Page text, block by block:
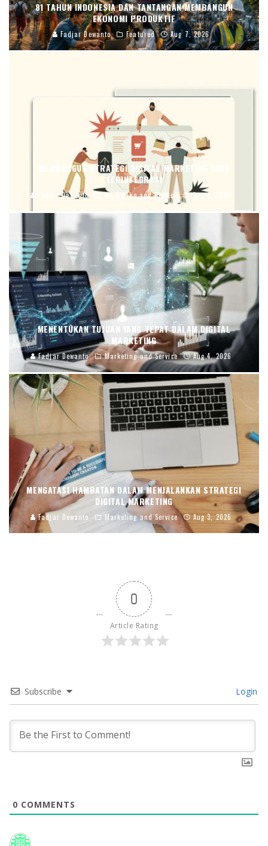
81 TAHUN INDONESIA DAN TANTANGAN MEMBANGUN
EKONOMI PRODUKTIF
Fadjar Dewanto Featured Aug 7, 2026
MEMBANGUN STRATEGI DIGITAL MARKETING YANG
TERINTEGRASI
Fadjar Dewanto Marketing and Service Aug 6, 2026
MENENTUKAN TUJUAN YANG TEPAT DALAM DIGITAL
MARKETING
Fadjar Dewanto Marketing and Service Aug 4, 2026
MENGATASI HAMBATAN DALAM MENJALANKAN STRATEGI
DIGITAL MARKETING
Fadjar Dewanto Marketing and Service Aug 3, 2026
0
Article Rating
Subscribe Login
0 COMMENTS